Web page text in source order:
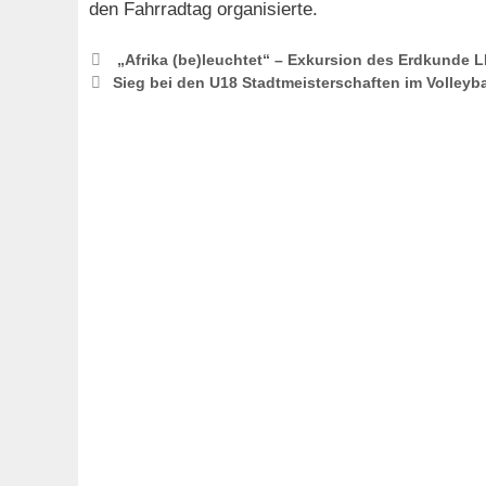
den Fahrradtag organisierte.
„Afrika (be)leuchtet“ – Exkursion des Erdkunde
Sieg bei den U18 Stadtmeisterschaften im